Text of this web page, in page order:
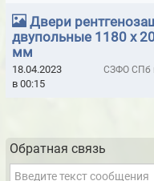
ГЕРМЕТИКИ КРОВЕЛЬНЫЕ
ГЕРМЕТИКИ КРОНБИЛД
ГЕРМЕТИКИ ОГНЕСТОЙКИЕ
ГЕРМЕТИКИ, КЛЕЙ
Двери
двупольные 1180 х
мм
18.04.2023
в 00:15
СЗФО СПб
Обратная связь